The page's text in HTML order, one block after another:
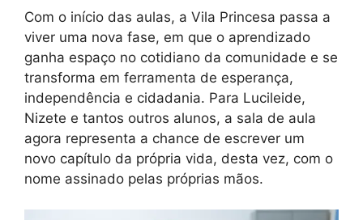
Com o início das aulas, a Vila Princesa passa a
viver uma nova fase, em que o aprendizado
ganha espaço no cotidiano da comunidade e se
transforma em ferramenta de esperança,
independência e cidadania. Para Lucileide,
Nizete e tantos outros alunos, a sala de aula
agora representa a chance de escrever um
novo capítulo da própria vida, desta vez, com o
nome assinado pelas próprias mãos.